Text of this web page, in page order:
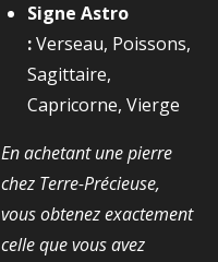
Signe Astro
:Verseau, Poissons,
Sagittaire,
Capricorne, Vierge
En achetant une pierre
chez Terre-Précieuse,
vous obtenez exactement
celle que vous avez